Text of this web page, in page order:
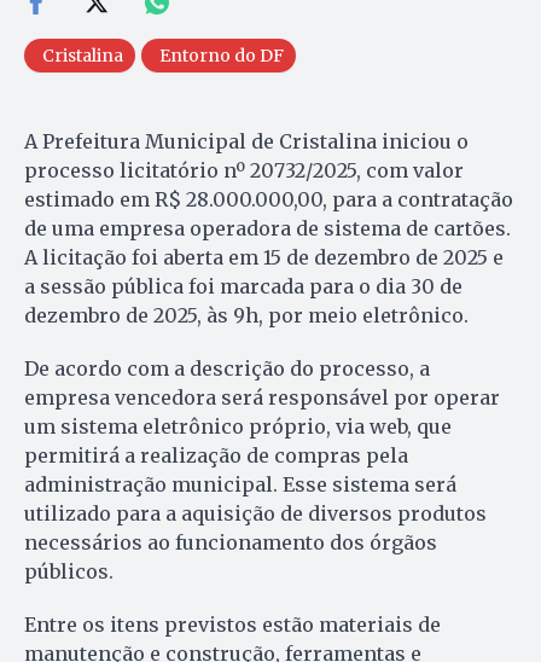
Cristalina Entorno do DF
A Prefeitura Municipal de Cristalina iniciou o
processo licitatório nº 20732/2025, com valor
estimado em R$ 28.000.000,00, para a contratação
de uma empresa operadora de sistema de cartões.
A licitação foi aberta em 15 de dezembro de 2025 e
a sessão pública foi marcada para o dia 30 de
dezembro de 2025, às 9h, por meio eletrônico.
De acordo com a descrição do processo, a
empresa vencedora será responsável por operar
um sistema eletrônico próprio, via web, que
permitirá a realização de compras pela
administração municipal. Esse sistema será
utilizado para a aquisição de diversos produtos
necessários ao funcionamento dos órgãos
públicos.
Entre os itens previstos estão materiais de
manutenção e construção, ferramentas e